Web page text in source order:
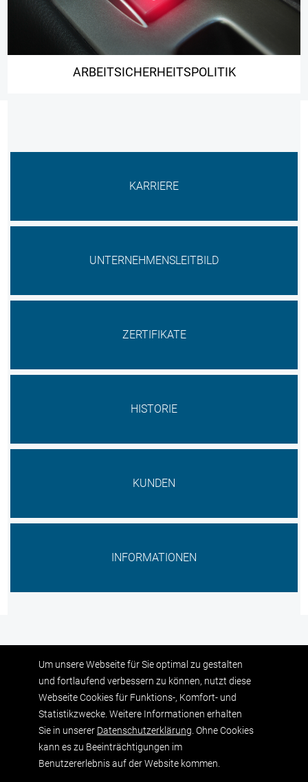
Um unsere Webseite für Sie optimal zu gestalten
und fortlaufend verbessern zu können, nutzt diese
Webseite Cookies für Funktions-, Komfort- und
Statistikzwecke. Weitere Informationen erhalten
Sie in unserer Daten­schutz­erklärung . Ohne Cookies
kann es zu Beeinträchtigungen im
Benutzererlebnis auf der Website kommen.
ARBEITSICHERHEITSPOLITIK
KARRIERE
UNTERNEHMENSLEITBILD
ZERTIFIKATE
HISTORIE
KUNDEN
INFORMATIONEN
Nach
oben
Navigation